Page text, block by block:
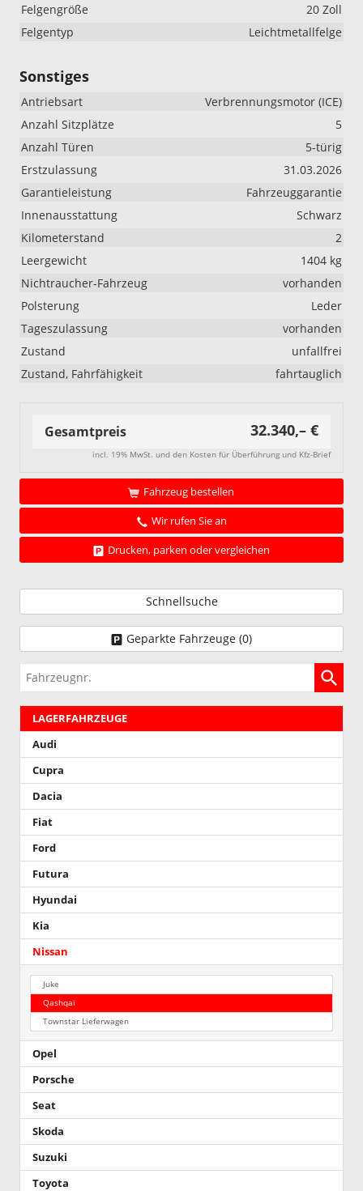
Felgengröße
20 Zoll
Felgentyp
Leichtmetallfelge
Sonstiges
Antriebsart
Verbrennungsmotor (ICE)
Anzahl Sitzplätze
5
Anzahl Türen
5-türig
Erstzulassung
31.03.2026
Garantieleistung
Fahrzeuggarantie
Innenausstattung
Schwarz
Kilometerstand
2
Leergewicht
1404 kg
Nichtraucher-Fahrzeug
vorhanden
Polsterung
Leder
Tageszulassung
vorhanden
Zustand
unfallfrei
Zustand, Fahrfähigkeit
fahrtauglich
Gesamtpreis 32.340,– €
incl. 19% MwSt. und den Kosten für Überführung und Kfz-Brief
Fahrzeug bestellen
Wir rufen Sie an
Drucken, parken oder vergleichen
Schnellsuche
Geparkte Fahrzeuge (0)
Fahrzeugnr.
LAGERFAHRZEUGE
Audi
Cupra
Dacia
Fiat
Ford
Futura
Hyundai
Kia
Nissan
Juke
Qashqai
Townstar Lieferwagen
Opel
Porsche
Seat
Skoda
Suzuki
Toyota